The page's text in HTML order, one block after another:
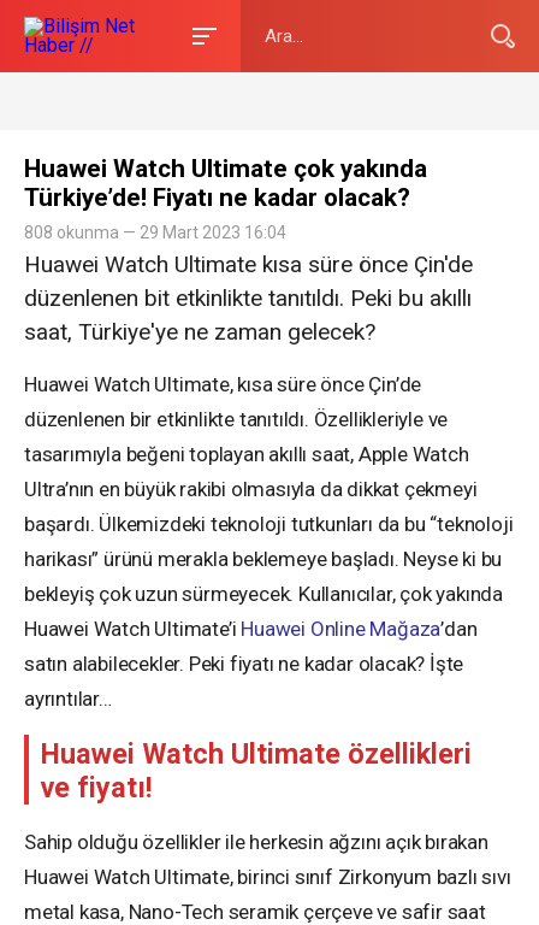
Huawei Watch Ultimate çok yakında
Türkiye’de! Fiyatı ne kadar olacak?
808 okunma — 29 Mart 2023 16:04
Huawei Watch Ultimate kısa süre önce Çin'de
düzenlenen bit etkinlikte tanıtıldı. Peki bu akıllı
saat, Türkiye'ye ne zaman gelecek?
Huawei Watch Ultimate, kısa süre önce Çin’de
düzenlenen bir etkinlikte tanıtıldı. Özellikleriyle ve
tasarımıyla beğeni toplayan akıllı saat, Apple Watch
Ultra’nın en büyük rakibi olmasıyla da dikkat çekmeyi
başardı. Ülkemizdeki teknoloji tutkunları da bu “teknoloji
harikası” ürünü merakla beklemeye başladı. Neyse ki bu
bekleyiş çok uzun sürmeyecek. Kullanıcılar, çok yakında
Huawei Watch Ultimate’i Huawei Online Mağaza’dan
satın alabilecekler. Peki fiyatı ne kadar olacak? İşte
ayrıntılar…
Huawei Watch Ultimate özellikleri
ve fiyatı!
Sahip olduğu özellikler ile herkesin ağzını açık bırakan
Huawei Watch Ultimate, birinci sınıf Zirkonyum bazlı sıvı
metal kasa, Nano-Tech seramik çerçeve ve safir saat